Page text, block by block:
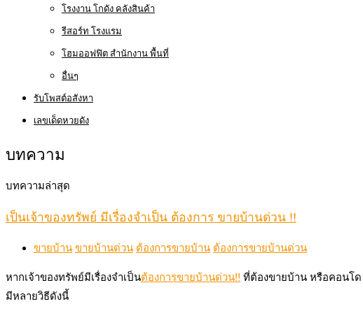
โรงงาน โกดัง คลังสินค้า
รีสอร์ท โรงแรม
โฮมออฟฟิต สำนักงาน พื้นที่
อื่นๆ
รับโพสต์อสังหา
เลขเด็ดหวยดัง
บทความ
บทความล่าสุด
เป็นเจ้าของทรัพย์ มีเรื่องจำเป็น ต้องการ ขายบ้านด่วน !!
ขายบ้าน ขายบ้านด่วน ต้องการขายบ้าน ต้องการขายบ้านด่วน
หากเจ้าของทรัพย์มีเรื่องจำเป็นต้องการขายบ้านด่วน!! ที่ต้องขายบ้าน หรือคอนโด
มีหลายวิธีดังนี้